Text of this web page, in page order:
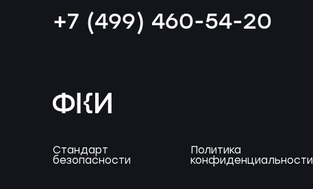
+7 (499) 460-54-20
Стандарт
безопасности
Политика
конфиденциальности